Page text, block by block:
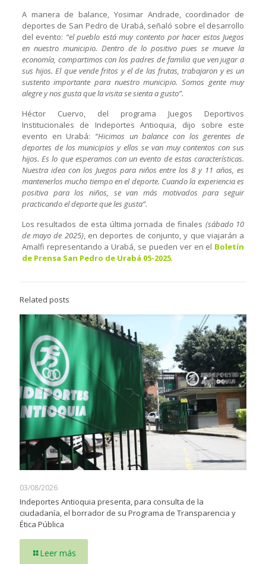
A manera de balance, Yosimar Andrade, coordinador de
deportes de San Pedro de Urabá, señaló sobre el desarrollo
del evento: “el pueblo está muy contento por hacer estos Juegos
en nuestro municipio. Dentro de lo positivo pues se mueve la
economía, compartimos con los padres de familia que ven jugar a
sus hijos. El que vende fritos y el de las frutas, trabajaron y es un
sustento importante para nuestro municipio. Somos gente muy
alegre y nos gusta que la visita se sienta a gusto”.
Héctor Cuervo, del programa Juegos Deportivos
Institucionales de Indeportes Antioquia, dijo sobre este
evento en Urabá: “Hicimos un balance con los gerentes de
deportes de los municipios y ellos se van muy contentos con sus
hijos. Es lo que esperamos con un evento de estas características.
Nuestra idea con los Juegos para niños entre los 8 y 11 años, es
mantenerlos mucho tiempo en el deporte. Cuando la experiencia es
positiva para los niños, se van más motivados para seguir
practicando el deporte que les gusta”.
Los resultados de esta última jornada de finales (sábado 10
de mayo de 2025), en deportes de conjunto, y que viajarán a
Amalfi representando a Urabá, se pueden ver en el Boletín
de Prensa San Pedro de Urabá 05-2025.
Related posts
03/08/2026
Indeportes Antioquia presenta, para consulta de la
ciudadanía, el borrador de su Programa de Transparencia y
Ética Pública
Leer más